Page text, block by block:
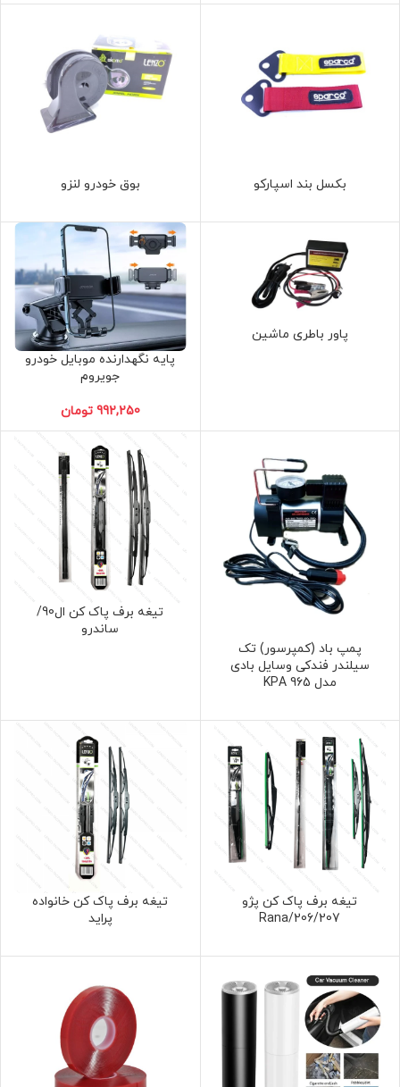
بکسل بند اسپارکو بوق خودرو لنزو
پاور باطری ماشین
پایه نگهدارنده موبایل خودرو
جویروم
تومان
پمپ باد (کمپرسور) تک
سیلندر فندکی وسایل بادی
مدل 965 KPA
تیغه برف پاک کن ال90/
ساندرو
تیغه برف پاک کن پژو
206/207/Rana
تیغه برف پاک کن خانواده
پراید